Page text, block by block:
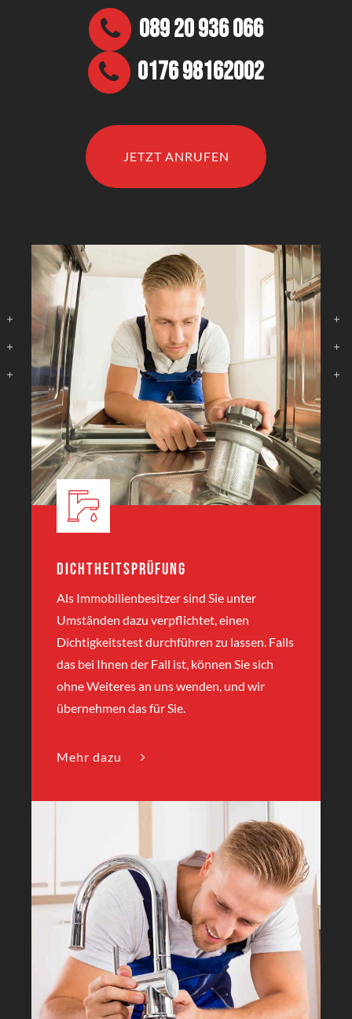
089 20 936 066
0176 98162002
JETZT ANRUFEN
Dichtheitsprüfung
Als Immobilienbesitzer sind Sie unter
Umständen dazu verpflichtet, einen
Dichtigkeitstest durchführen zu lassen. Falls
das bei Ihnen der Fall ist, können Sie sich
ohne Weiteres an uns wenden, und wir
übernehmen das für Sie.
Mehr dazu